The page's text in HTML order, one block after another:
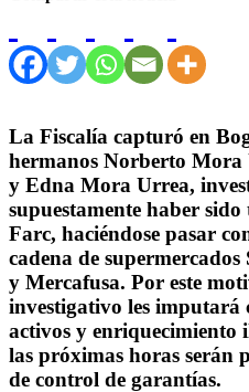
La Fiscalía capturó en
hermanos Norberto
y Edna Mora Urrea,
supuestamente haber sido
Farc, haciéndose pasar
cadena de
y Mercafusa. Por este
investigativo les imputará
activos y enriquecimiento
las próximas horas serán
de control de garantías.